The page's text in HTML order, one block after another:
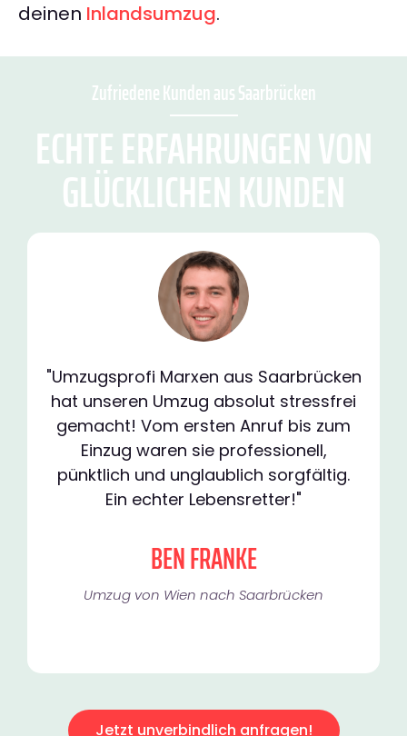
deinen Inlandsumzug.
Zufriedene Kunden aus Saarbrücken
ECHTE ERFAHRUNGEN VON
GLÜCKLICHEN KUNDEN
"Umzugsprofi Marxen aus Saarbrücken
hat unseren Umzug absolut stressfrei
gemacht! Vom ersten Anruf bis zum
Einzug waren sie professionell,
pünktlich und unglaublich sorgfältig.
Ein echter Lebensretter!"
BEN FRANKE
Umzug von Wien nach Saarbrücken
Jetzt unverbindlich anfragen!